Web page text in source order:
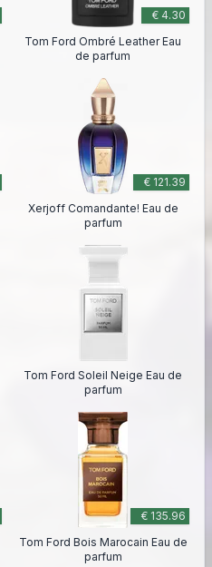
€ 4.30
Tom Ford Ombré Leather Eau
de parfum
€ 121.39
Xerjoff Comandante! Eau de
parfum
Tom Ford Soleil Neige Eau de
parfum
€ 135.96
Tom Ford Bois Marocain Eau de
parfum